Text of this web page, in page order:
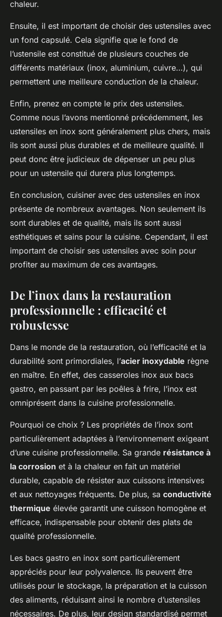
chaleur.
Ensuite, il est important de choisir des ustensiles avec
un fond capsulé. Cela signifie que le fond de
l’ustensile est constitué de plusieurs couches de
différents matériaux (inox, aluminium, cuivre…), qui
permettent une meilleure conduction de la chaleur.
Enfin, prenez en compte le prix des ustensiles.
Comme nous l’avons mentionné précédemment, les
ustensiles en inox sont généralement plus chers, mais
ils sont aussi plus durables et de meilleure qualité. Il
peut donc être judicieux de dépenser un peu plus
pour un ustensile qui durera plus longtemps.
En conclusion, cuisiner avec des ustensiles en inox
présente de nombreux avantages. Non seulement ils
sont durables et de qualité, mais ils sont aussi
esthétiques et sains pour la cuisine. Cependant, il est
important de choisir ses ustensiles avec soin pour
profiter au maximum de ces avantages.
De l’inox dans la restauration
professionnelle : efficacité et
robustesse
Dans le monde de la restauration, où l’efficacité et la
durabilité sont primordiales, l’acier inoxydable règne
en maître. En effet, des casseroles inox aux bacs
gastro, en passant par les poêles à frire, l’inox est
omniprésent dans la cuisine professionnelle.
Pourquoi ce choix ? Les propriétés de l’inox sont
particulièrement adaptées à l’environnement exigeant
d’une cuisine professionnelle. Sa grande résistance à
la corrosion et à la chaleur en fait un matériel
durable, capable de résister aux cuissons intensives
et aux nettoyages fréquents. De plus, sa conductivité
thermique élevée garantit une cuisson homogène et
efficace, indispensable pour obtenir des plats de
qualité professionnelle.
Les bacs gastro en inox sont particulièrement
appréciés pour leur polyvalence. Ils peuvent être
utilisés pour le stockage, la préparation et la cuisson
des aliments, réduisant ainsi le nombre d’ustensiles
nécessaires. De plus, leur design standardisé permet